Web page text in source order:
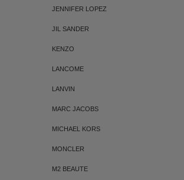
JENNIFER LOPEZ
JIL SANDER
KENZO
LANCOME
LANVIN
MARC JACOBS
MICHAEL KORS
MONCLER
M2 BEAUTE